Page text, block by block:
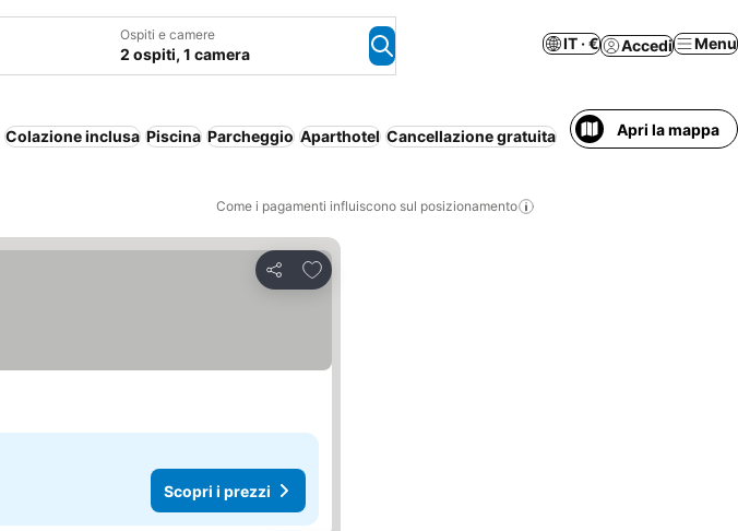
Ospiti e camere
2 ospiti, 1 camera
IT · € Accedi Menu
Colazione inclusa Piscina Parcheggio Aparthotel Cancellazione gratuita Apri la mappa
Come i pagamenti influiscono sul posizionamento
Condividi
Aggiungi ai preferiti
Scopri i prezzi